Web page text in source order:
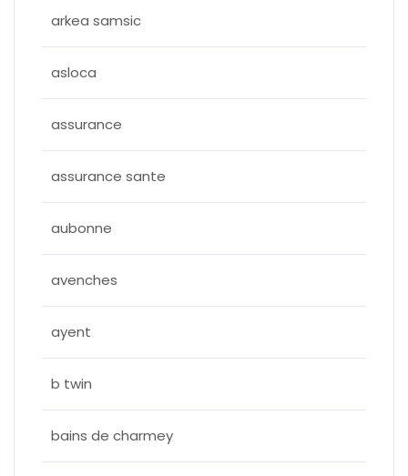
arkea samsic
asloca
assurance
assurance sante
aubonne
avenches
ayent
b twin
bains de charmey